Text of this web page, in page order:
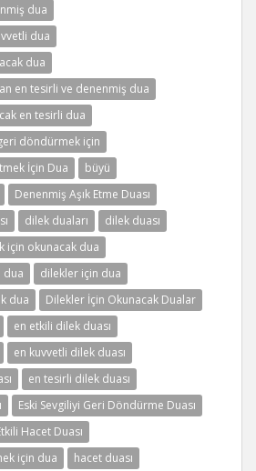
dua
dua
dua
en tesirli ve denenmiş dua
en tesirli dua
döndürmek için
İçin Dua
büyü
Denenmiş Aşık Etme Duası
dilek duaları
dilek duası
için okunacak dua
dua
dilekler için dua
dua
Dilekler İçin Okunacak Dualar
en etkili dilek duası
en kuvvetli dilek duası
en tesirli dilek duası
Eski Sevgiliyi Geri Döndürme Duası
Hacet Duası
için dua
hacet duası